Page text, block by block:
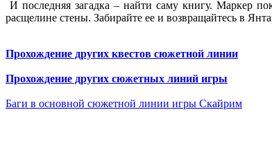
И последняя загадка – найти саму книгу. Маркер
расщелине стены. Забирайте ее и возвращайтесь в
Прохождение других квестов сюжетной линии
Прохождение других сюжетных линий игры
Баги в основной сюжетной линии игры Скайрим